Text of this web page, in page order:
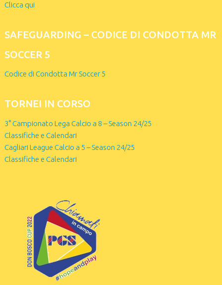
Clicca qui
SAFEGUARDING – CODICE DI CONDOTTA MR
SOCCER 5
Codice di Condotta Mr Soccer 5
TORNEI IN CORSO
3° Campionato Lega Calcio a 8 – Season 24/25
Classifiche e Calendari
Cagliari League Calcio a 5 – Season 24/25
Classifiche e Calendari